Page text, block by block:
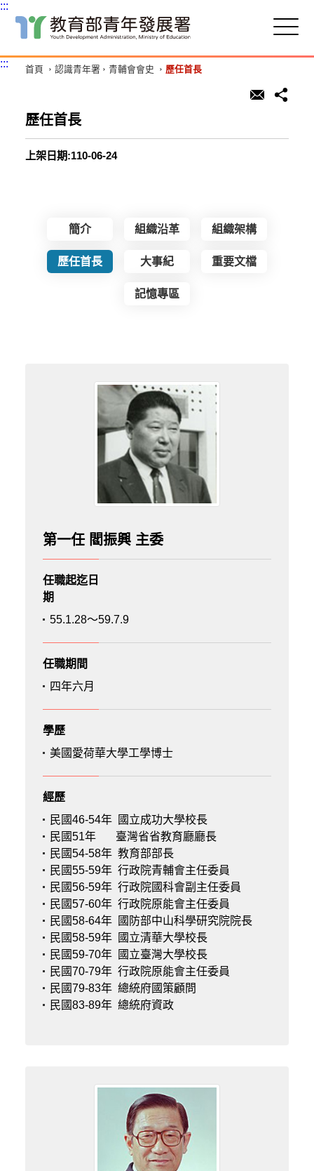
主
要
塊
:::
::: 首頁 認識青年署 青輔會會史 歷任首長
歷任首長
上架日期:110-06-24
簡介 組織沿革 組織架構
歷任首長 大事紀 重要文檔
記憶專區
第一任 閻振興 主委
任職起迄日
期
55.1.28～59.7.9
任職期間
四年六月
學歷
美國愛荷華大學工學博士
經歷
民國46-54年
國立成功大學校長
民國51年 臺灣省省教育廳廳長
民國54-58年 教育部部長
民國55-59年行政院青輔會主任委員
民國56-59年 行政院國科會副主任委員
民國57-60年 行政院原能會主任委員
民國58-64年
國防部中山科學研究院院長
民國58-59年國立清華大學校長
民國59-70年
國立臺灣大學校長
民國70-79年行政院原能會主任委員
民國79-83年 總統府國策顧問
民國83-89年 總統府資政